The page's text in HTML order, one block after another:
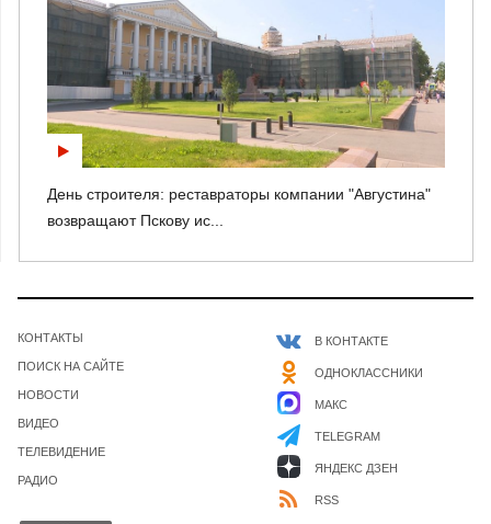
День строителя: реставраторы компании "Августина"
возвращают Пскову ис...
КОНТАКТЫ
ПОИСК НА САЙТЕ
НОВОСТИ
ВИДЕО
ТЕЛЕВИДЕНИЕ
РАДИО
В КОНТАКТЕ
ОДНОКЛАССНИКИ
МАКС
TELEGRAM
ЯНДЕКС ДЗЕН
RSS